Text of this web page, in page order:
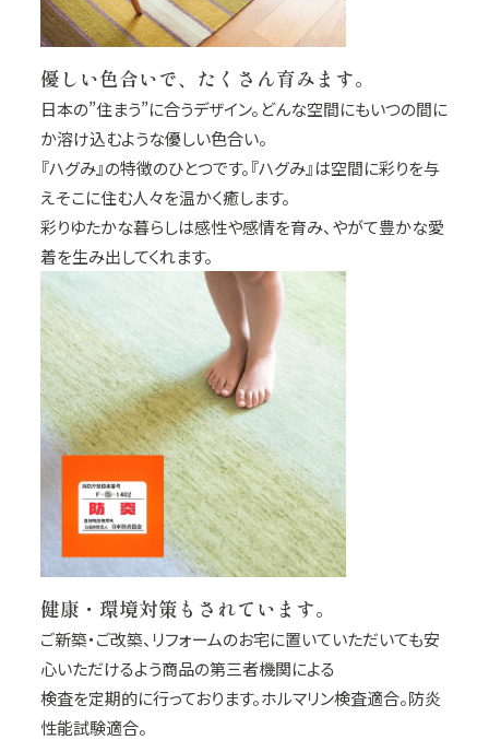
優しい色合いで、たくさん育みます。
日本の”住まう”に合うデザイン。どんな空間にもいつの間に
か溶け込むような優しい色合い。
『ハグみ』の特徴のひとつです。『ハグみ』は空間に彩りを与
えそこに住む人々を温かく癒します。
彩りゆたかな暮らしは感性や感情を育み、やがて豊かな愛
着を生み出してくれます。
健康・環境対策もされています。
ご新築・ご改築、リフォームのお宅に置いていただいても安
心いただけるよう商品の第三者機関による
検査を定期的に行っております。ホルマリン検査適合。防炎
性能試験適合。